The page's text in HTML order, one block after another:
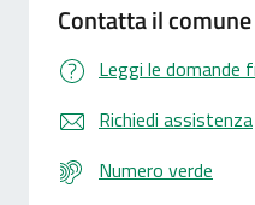
Contatta il comune
Leggi le domande
Richiedi assistenza
Numero verde